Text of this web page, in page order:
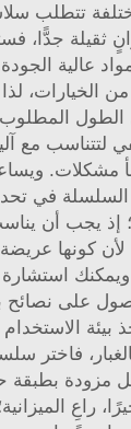
تتطلب
ثقيلة جدًّا،
عالية
من الخيارات،
الطول
لتتناسب مع
مشكلات.
السلسلة في
إذ يجب أن
لأن كونها
ويمكنك
على
بيئة الاستخدام
فاختر
مزودة بطبقة
راعِ